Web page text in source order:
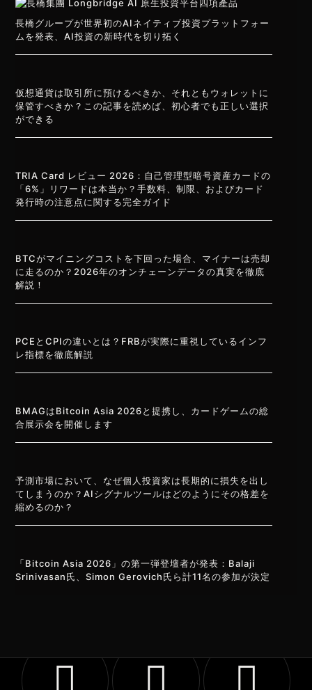
長橋グループが世界初のAIネイティブ投資プラットフォー
ムを発表、AI投資の新時代を切り拓く
仮想通貨は取引所に預けるべきか、それともウォレットに
保管すべきか？この記事を読めば、初心者でも正しい選択
ができる
TRIA Card レビュー 2026：自己管理型暗号資産カードの
「6%」リワードは本当か？手数料、制限、およびカード
発行時の注意点に関する完全ガイド
BTCがマイニングコストを下回った場合、マイナーは売却
に走るのか？2026年のオンチェーンデータの真実を徹底
解説！
PCEとCPIの違いとは？FRBが実際に重視しているインフ
レ指標を徹底解説
BMAGはBitcoin Asia 2026と提携し、カードゲームの総
合展示会を開催します
予測市場において、なぜ個人投資家は長期的に損失を出し
てしまうのか？AIシグナルツールはどのようにその格差を
縮めるのか？
「Bitcoin Asia 2026」の第一弾登壇者が発表：Balaji
Srinivasan氏、Simon Gerovich氏ら計11名の参加が決定